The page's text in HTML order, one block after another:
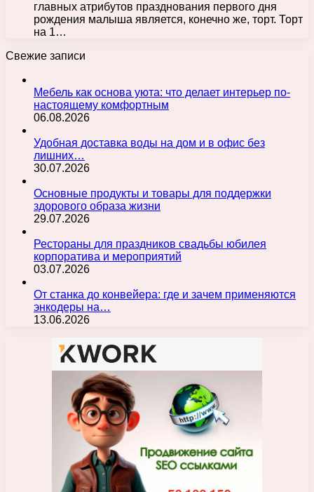
главных атрибутов празднования первого дня
рождения малыша является, конечно же, торт. Торт
на 1…
Свежие записи
Мебель как основа уюта: что делает интерьер по-
настоящему комфортным
06.08.2026
Удобная доставка воды на дом и в офис без
лишних…
30.07.2026
Основные продукты и товары для поддержки
здорового образа жизни
29.07.2026
Рестораны для праздников свадьбы юбилея
корпоратива и мероприятий
03.07.2026
От станка до конвейера: где и зачем применяются
энкодеры на…
13.06.2026